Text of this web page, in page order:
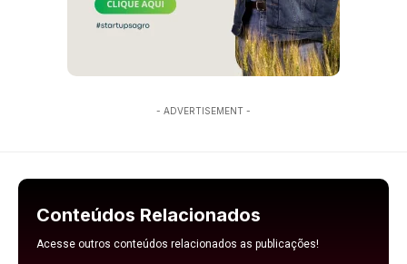
- ADVERTISEMENT -
Conteúdos Relacionados
Acesse outros conteúdos relacionados as publicações!